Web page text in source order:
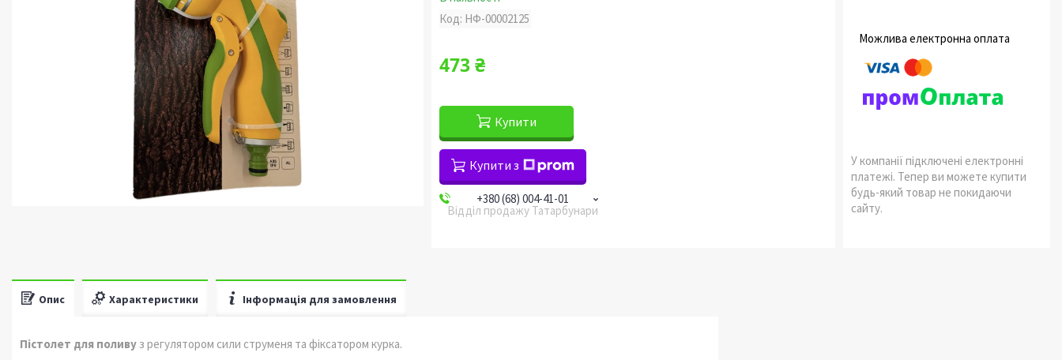
Код: НФ-00002125
473 ₴
Купити
Купити з
+380 (68) 004-41-01
Відділ продажу Татарбунари
У компанії підключені електронні
платежі. Тепер ви можете купити
будь-який товар не покидаючи
сайту.
Опис Характеристики Інформація для замовлення
Пістолет для поливу з регулятором сили струменя та фіксатором курка.